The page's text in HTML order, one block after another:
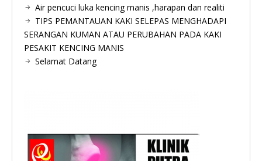
Air pencuci luka kencing manis ,harapan dan realiti
TIPS PEMANTAUAN KAKI SELEPAS MENGHADAPI
SERANGAN KUMAN ATAU PERUBAHAN PADA KAKI
PESAKIT KENCING MANIS
Selamat Datang